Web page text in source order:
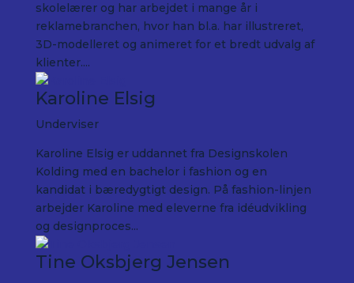
skolelærer og har arbejdet i mange år i
reklamebranchen, hvor han bl.a. har illustreret,
3D-modelleret og animeret for et bredt udvalg af
klienter....
Karoline Elsig
Underviser
Karoline Elsig er uddannet fra Designskolen
Kolding med en bachelor i fashion og en
kandidat i bæredygtigt design. På fashion-linjen
arbejder Karoline med eleverne fra idéudvikling
og designproces...
Tine Oksbjerg Jensen